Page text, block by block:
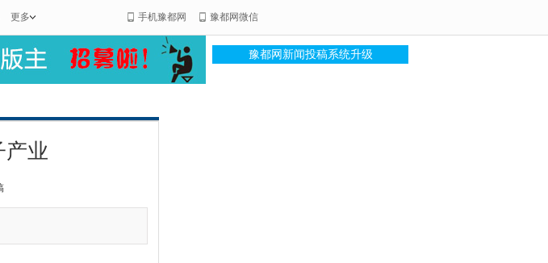
更多 手机豫都网 豫都网微信
豫都网新闻投稿系统升级
产业